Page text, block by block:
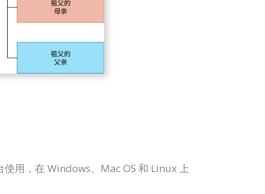
用，在 Windows、Mac OS 和 Linux 上